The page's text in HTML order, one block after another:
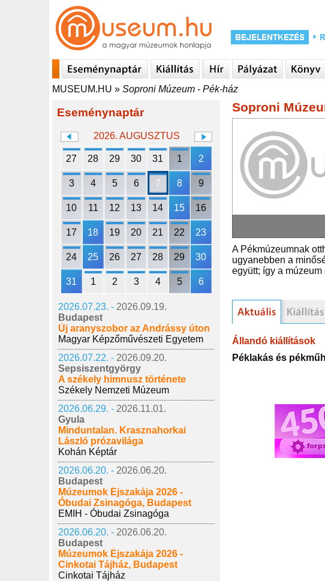
MUSEUM.HU » Soproni Múzeum - Pék-ház
Eseménynaptár
2026. AUGUSZTUS
27 28 29 30 31 1 2
3 4 5 6 7 8 9
10 11 12 13 14 15 16
17 18 19 20 21 22 23
24 25 26 27 28 29 30
31 1 2 3 4 5 6
2026.07.23. - 2026.09.19.
Budapest
Új aranyszobor az Andrássy úton
Magyar Képzőművészeti Egyetem
2026.07.22. - 2026.09.20.
Sepsiszentgyörgy
A székely himnusz története
Székely Nemzeti Múzeum
2026.06.29. - 2026.11.01.
Gyula
Minduntalan. Krasznahorkai
László prózavilága
Kohán Képtár
2026.06.20. - 2026.06.20.
Budapest
Múzeumok Éjszakája 2026 -
Óbudai Zsinagóga, Budapest
EMIH - Óbudai Zsinagóga
2026.06.20. - 2026.06.20.
Budapest
Múzeumok Éjszakája 2026 -
Cinkotai Tájház, Budapest
Cinkotai Tájház
Soproni
A Pékmúzeumnak
ugyanebben a
együtt; így a
Állandó kiállítások
Péklakás és